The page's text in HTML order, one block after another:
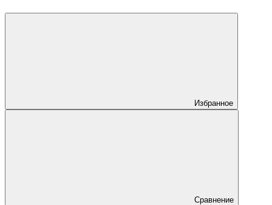
Избранное
Сравнение